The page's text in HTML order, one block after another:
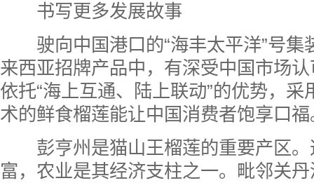
书写更多发展故事
驶向中国港口的“海丰太平洋”号集
来西亚招牌产品中，有深受中国市场
依托“海上互通、陆上联动”的优势，采
术的鲜食榴莲能让中国消费者饱享口福
彭亨州是猫山王榴莲的重要产区。
富，农业是其经济支柱之一。毗邻关